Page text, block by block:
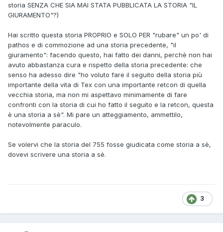
storia SENZA CHE SIA MAI STATA PUBBLICATA LA STORIA "IL
GIURAMENTO"?)
Hai scritto questa storia PROPRIO e SOLO PER "rubare" un po' di
pathos e di commozione ad una storia precedente, "il
giuramento": facendo questo, hai fatto dei danni, perchè non hai
avuto abbastanza cura e rispetto della storia precedente: che
senso ha adesso dire "ho voluto fare il seguito della storia più
importante della vita di Tex con una importante retcon di quella
vecchia storia, ma non mi aspettavo minimamente di fare
confronti con la storia di cui ho fatto il seguito e la retcon, questa
è una storia a sè". Mi pare un atteggiamento, ammettilo,
notevolmente paraculo.
Se volervi che la storia del 755 fosse giudicata come storia a sè,
dovevi scrivere una storia a sè.
3